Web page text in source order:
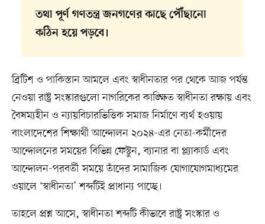
তথা পূর্ণ গণতন্ত্র জনগণের কাছে পৌঁছানো
কঠিন হয়ে পড়বে।
ব্রিটিশ ও পাকিস্তান আমলে এবং স্বাধীনতার পর থেকে আজ পর্যন্ত
নেওয়া রাষ্ট্র সংস্কারগুলো নাগরিকের কাঙ্ক্ষিত স্বাধীনতা রক্ষায় এবং
বৈষম্যহীন ও ন্যায়বিচারভিত্তিক সমাজ নির্মাণে ব্যর্থ হওয়ায়
বাংলাদেশের শিক্ষার্থী আন্দোলন ২০২৪-এর নেতা-কর্মীদের
আন্দোলনের সময়ের বিভিন্ন ফেস্টুন, ব্যানার বা প্ল্যাকার্ড এবং
আন্দোলন-পরবর্তী সময়ে তাঁদের সামাজিক যোগাযোগমাধ্যমের
ওয়ালে ‘স্বাধীনতা’ শব্দটিই প্রাধান্য পাচ্ছে।
তাহলে প্রশ্ন আসে, স্বাধীনতা শব্দটি কীভাবে রাষ্ট্র সংস্কার ও